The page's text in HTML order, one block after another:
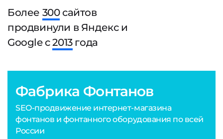
Более 300сайтов
продвинули в Яндекс и
Google с2013года
Фабрика Фонтанов
SEO-продвижение интернет-магазина
фонтанов и фонтанного оборудования по всей
России